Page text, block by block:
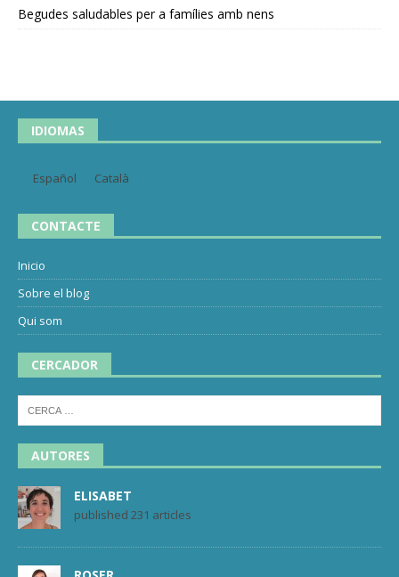
Begudes saludables per a famílies amb nens
IDIOMAS
Español Català
CONTACTE
Inicio
Sobre el blog
Qui som
CERCADOR
AUTORES
ELISABET
published 231 articles